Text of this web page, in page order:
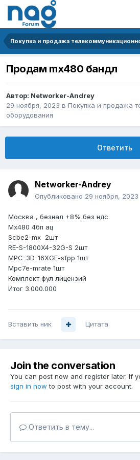
Продам mx480 бандл
Автор: Networker-Andrey
29 ноября, 2023 в Покупка и продажа
оборудования
Ответить
Networker-Andrey
Опубликовано 29 ноября, 2023
Москва , безнал +8% без ндс
Mx480 4бп ац
Scbe2-mx 2шт
RE-S-1800X4-32G-S 2шт
MPC-3D-16XGE-sfpp 1шт
Mpc7e-mrate 1шт
Комплект фул лицензий
Итог 3.000.000
Вставить ник Цитата
Join the conversation
You can post now and register later. If
sign in now to post with your account.
Ответить в тему...